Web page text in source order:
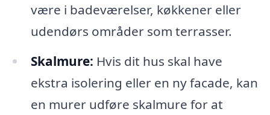
være i badeværelser, køkkener eller
udendørs områder som terrasser.
Skalmure: Hvis dit hus skal have
ekstra isolering eller en ny facade, kan
en murer udføre skalmure for at